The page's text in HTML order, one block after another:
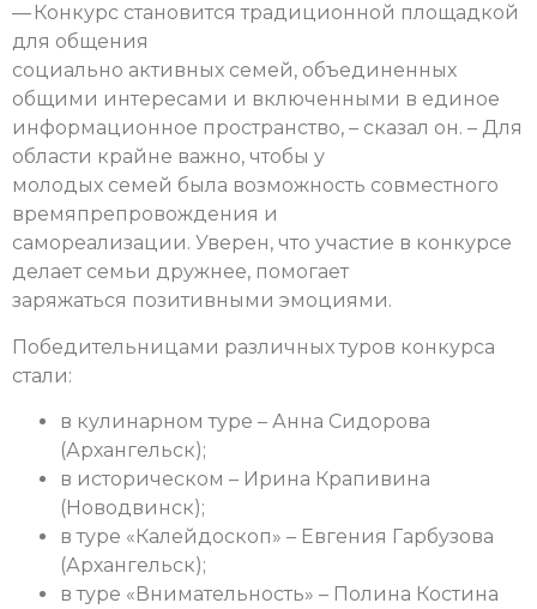
— Конкурс становится традиционной площадкой
для общения
социально активных семей, объединенных
общими интересами и включенными в единое
информационное пространство, – сказал он. – Для
области крайне важно, чтобы у
молодых семей была возможность совместного
времяпрепровождения и
самореализации. Уверен, что участие в конкурсе
делает семьи дружнее, помогает
заряжаться позитивными эмоциями.
Победительницами различных туров конкурса
стали:
в кулинарном туре – Анна Сидорова
(Архангельск);
в историческом – Ирина Крапивина
(Новодвинск);
в туре «Калейдоскоп» – Евгения Гарбузова
(Архангельск);
в туре «Внимательность» – Полина Костина